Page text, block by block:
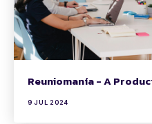
Reuniomanía - A
9 JUL 2024